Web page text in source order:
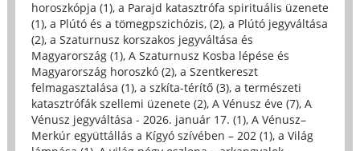
horoszkópja (1), a Parajd katasztrófa spirituális üzenete
(1), a Plútó és a tömegpszichózis, (2), a Plútó jegyváltása
(2), a Szaturnusz korszakos jegyváltása és
Magyarország (1), A Szaturnusz Kosba lépése és
Magyarország horoszkó (2), a Szentkereszt
felmagasztalása (1), a szkíta-térítő (3), a természeti
katasztrófák szellemi üzenete (2), A Vénusz éve (7), A
Vénusz jegyváltása - 2026. január 17. (1), A Vénusz–
Merkúr együttállás a Kígyó szívében – 202 (1), a Világ